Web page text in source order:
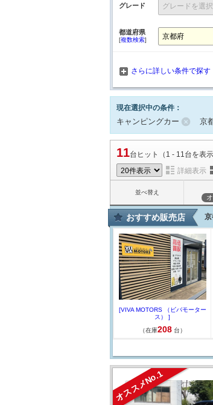
グレード
都道府県
[複数検索]
さらに詳しい条件で探す
現在選択中の条件：
キャンピングカー 京
11台ヒット（1 - 11台を表示
詳細表示
並べ替え
おすすめ販売店 京
[VIVA MOTORS （ビバモーター
ス） ]
（在庫208 台）
オススメNo.1